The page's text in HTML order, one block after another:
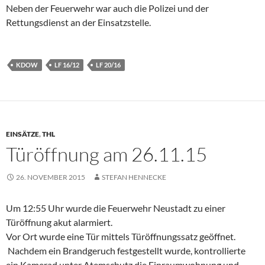
Neben der Feuerwehr war auch die Polizei und der
Rettungsdienst an der Einsatzstelle.
KDOW LF 16/12 LF 20/16
EINSÄTZE,THL
Türöffnung am 26.11.15
26. NOVEMBER 2015 STEFAN HENNECKE
Um 12:55 Uhr wurde die Feuerwehr Neustadt zu einer
Türöffnung akut alarmiert.
Vor Ort wurde eine Tür mittels Türöffnungssatz geöffnet.
Nachdem ein Brandgeruch festgestellt wurde, kontrollierte